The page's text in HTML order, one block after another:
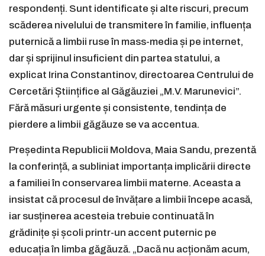
respondenți. Sunt identificate și alte riscuri, precum
scăderea nivelului de transmitere în familie, influența
puternică a limbii ruse în mass-media și pe internet,
dar și sprijinul insuficient din partea statului, a
explicat Irina Constantinov, directoarea Centrului de
Cercetări Științifice al Găgăuziei „M.V. Marunevici”.
Fără măsuri urgente și consistente, tendința de
pierdere a limbii găgăuze se va accentua.
Președinta Republicii Moldova, Maia Sandu, prezentă
la conferință, a subliniat importanța implicării directe
a familiei în conservarea limbii materne. Aceasta a
insistat că procesul de învățare a limbii începe acasă,
iar susținerea acesteia trebuie continuată în
grădinițe și școli printr-un accent puternic pe
educația în limba găgăuză. „Dacă nu acționăm acum,